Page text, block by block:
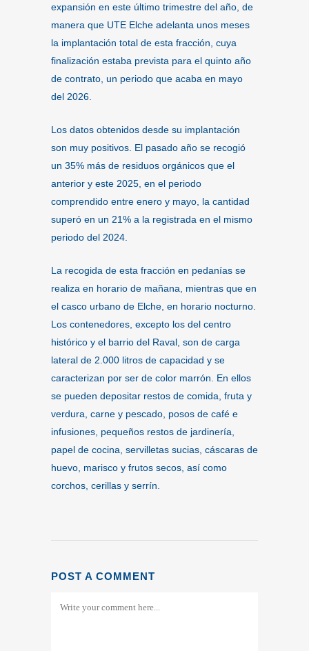
expansión en este último trimestre del año, de
manera que UTE Elche adelanta unos meses
la implantación total de esta fracción, cuya
finalización estaba prevista para el quinto año
de contrato, un periodo que acaba en mayo
del 2026.
Los datos obtenidos desde su implantación
son muy positivos. El pasado año se recogió
un 35% más de residuos orgánicos que el
anterior y este 2025, en el periodo
comprendido entre enero y mayo, la cantidad
superó en un 21% a la registrada en el mismo
periodo del 2024.
La recogida de esta fracción en pedanías se
realiza en horario de mañana, mientras que en
el casco urbano de Elche, en horario nocturno.
Los contenedores, excepto los del centro
histórico y el barrio del Raval, son de carga
lateral de 2.000 litros de capacidad y se
caracterizan por ser de color marrón. En ellos
se pueden depositar restos de comida, fruta y
verdura, carne y pescado, posos de café e
infusiones, pequeños restos de jardinería,
papel de cocina, servilletas sucias, cáscaras de
huevo, marisco y frutos secos, así como
corchos, cerillas y serrín.
POST A COMMENT